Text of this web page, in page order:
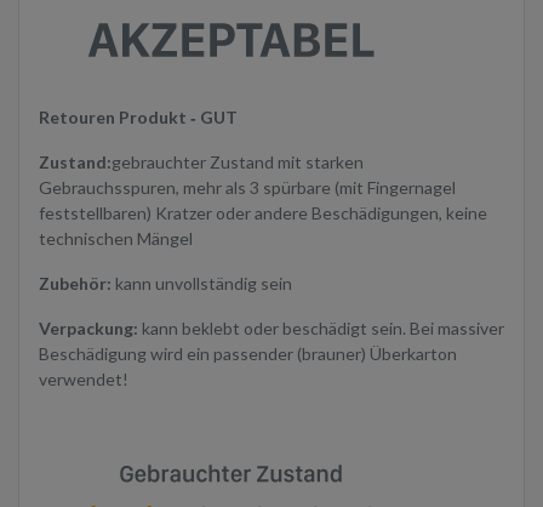
Retouren Produkt ‐ GUT
Zustand:gebrauchter Zustand mit starken
Gebrauchsspuren, mehr als 3 spürbare (mit Fingernagel
feststellbaren) Kratzer oder andere Beschädigungen, keine
technischen Mängel
Zubehör: kann unvollständig sein
Verpackung: kann beklebt oder beschädigt sein. Bei massiver
Beschädigung wird ein passender (brauner) Überkarton
verwendet!